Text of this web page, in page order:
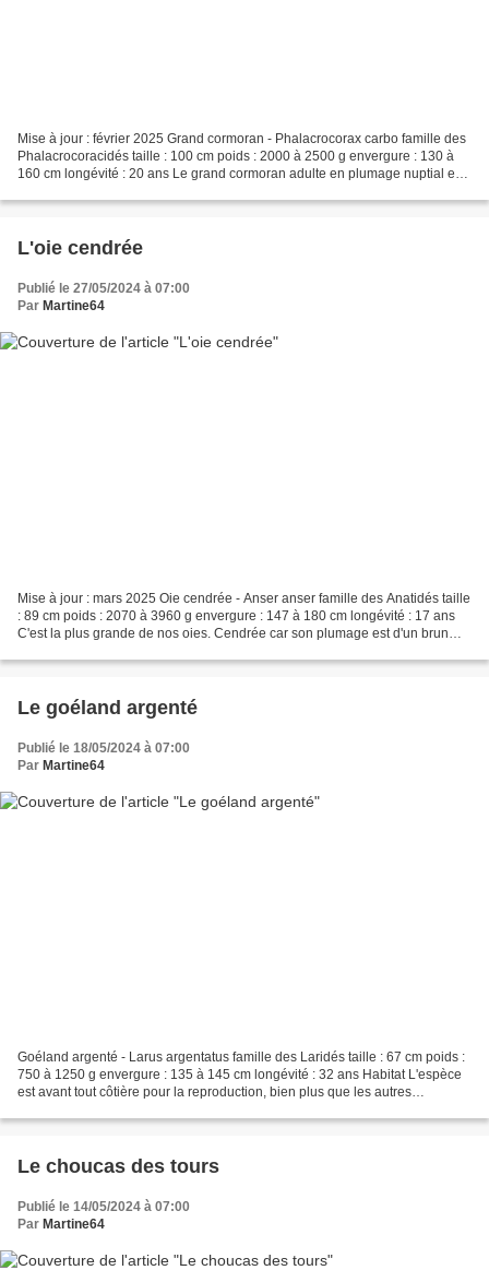
Mise à jour : février 2025 Grand cormoran - Phalacrocorax carbo famille des
Phalacrocoracidés taille : 100 cm poids : 2000 à 2500 g envergure : 130 à
160 cm longévité : 20 ans Le grand cormoran adulte en plumage nuptial est
L'oie cendrée
Publié le 27/05/2024 à 07:00
Par Martine64
Mise à jour : mars 2025 Oie cendrée - Anser anser famille des Anatidés taille
: 89 cm poids : 2070 à 3960 g envergure : 147 à 180 cm longévité : 17 ans
C'est la plus grande de nos oies. Cendrée car son plumage est d'un brun
Le goéland argenté
Publié le 18/05/2024 à 07:00
Par Martine64
Goéland argenté - Larus argentatus famille des Laridés taille : 67 cm poids :
750 à 1250 g envergure : 135 à 145 cm longévité : 32 ans Habitat L'espèce
est avant tout côtière pour la reproduction, bien plus que les autres
Le choucas des tours
Publié le 14/05/2024 à 07:00
Par Martine64